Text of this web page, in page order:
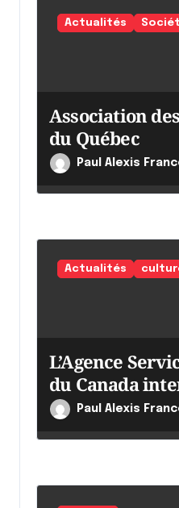
t
i
c
l
Actualités
Association
du Québec
Paul Alexis
Actualités
L’Agence
du Canada
effortsPaul Alexis